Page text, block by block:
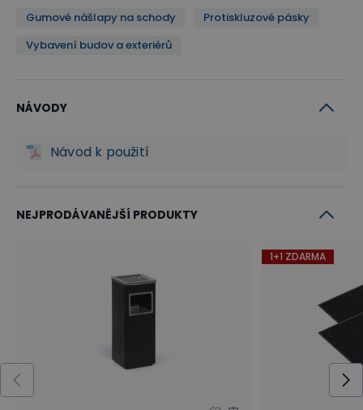
Gumové nášlapy na schody
Protiskluzové pásky
Vybavení budov a exteriérů
NÁVODY
Návod k použití
NEJPRODÁVANĚJŠÍ PRODUKTY
1+1 ZDARMA